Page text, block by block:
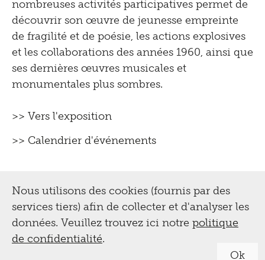
nombreuses activités participatives permet de
découvrir son œuvre de jeunesse empreinte
de fragilité et de poésie, les actions explosives
et les collaborations des années 1960, ainsi que
ses dernières œuvres musicales et
monumentales plus sombres.
>> Vers l'exposition
>> Calendrier d'événements
Nous utilisons des cookies (fournis par des
services tiers) afin de collecter et d'analyser les
données. Veuillez trouvez ici notre politique
de confidentialité.
Ok